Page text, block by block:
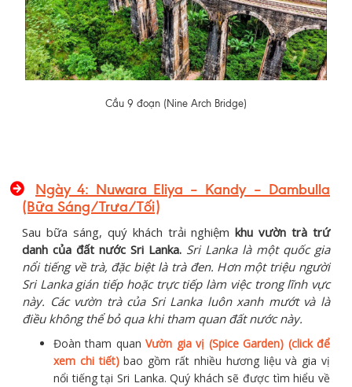
Cầu 9 đoạn (Nine Arch Bridge)
Ngày 4: Nuwara Eliya – Kandy – Dambulla
(Bữa Sáng/Trưa/Tối)
Sau bữa sáng, quý khách trải nghiệmkhu vườn trà trứ
danh của đất nước Sri Lanka. Sri Lanka là một quốc gia
nổi tiếng về trà, đặc biệt là trà đen. Hơn một triệu người
Sri Lanka gián tiếp hoặc trực tiếp làm việc trong lĩnh vực
này. Các vườn trà của Sri Lanka luôn xanh mướt và là
điều không thể bỏ qua khi tham quan đất nước này.
Đoàn tham quanVườn gia vị (Spice Garden) (click để
xem chi tiết)bao gồm rất nhiều hương liệu và gia vị
nổi tiếng tại Sri Lanka. Quý khách sẽ được tìm hiểu về